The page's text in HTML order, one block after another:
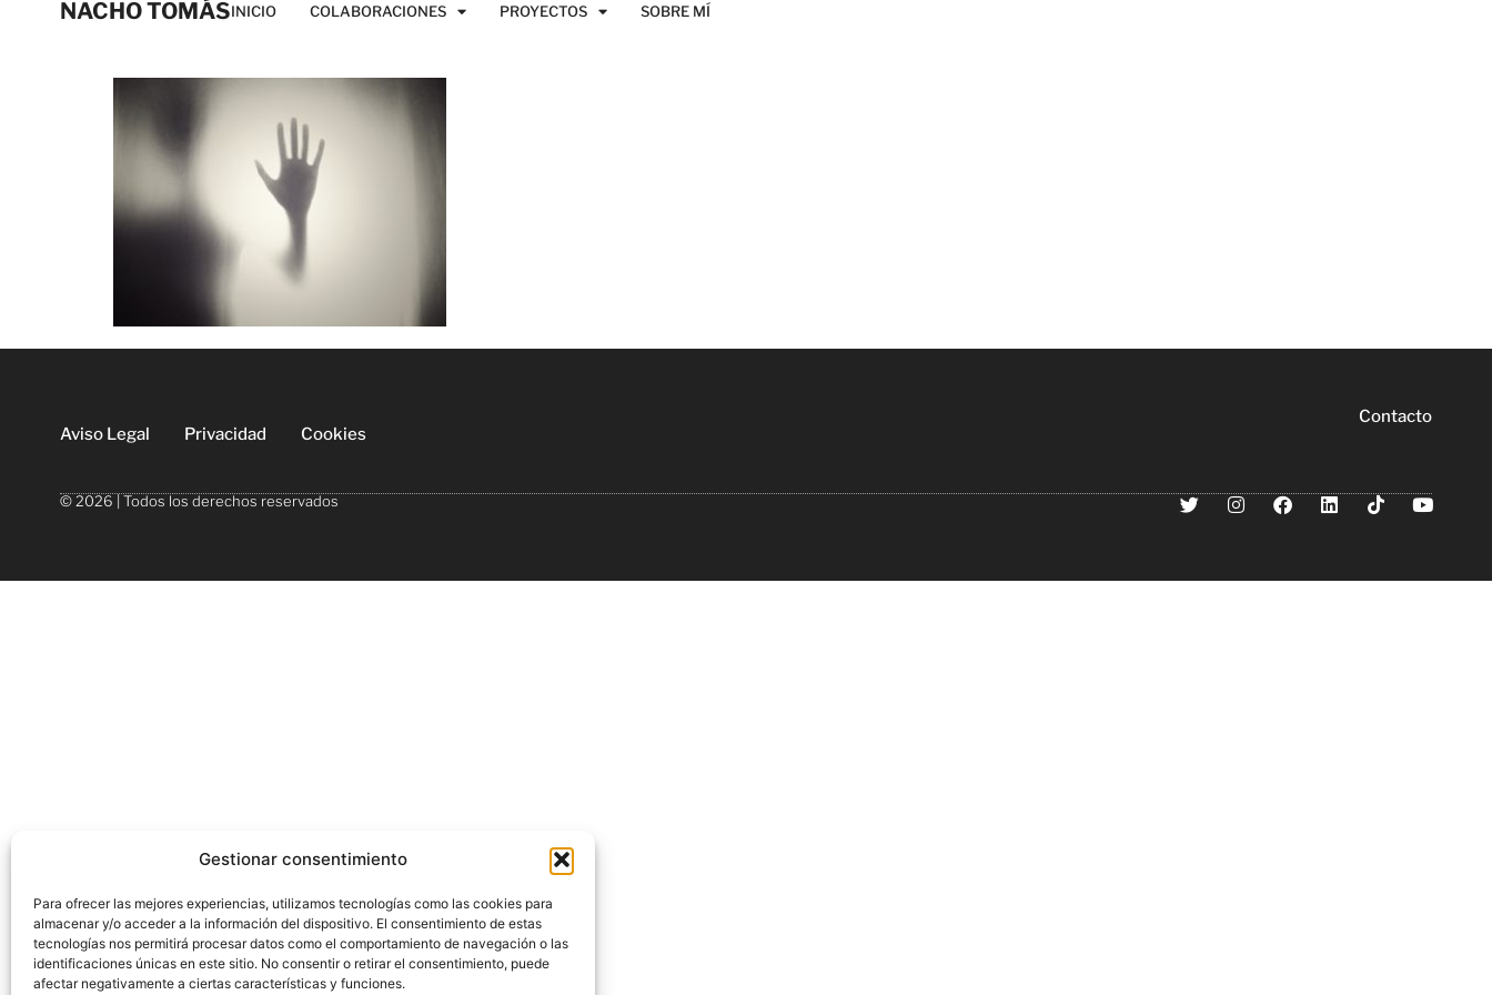
Gestionar consentimiento
Para ofrecer las mejores experiencias, utilizamos tecnologías como las cookies para
almacenar y/o acceder a la información del dispositivo. El consentimiento de estas
tecnologías nos permitirá procesar datos como el comportamiento de navegación o las
identificaciones únicas en este sitio. No consentir o retirar el consentimiento, puede
afectar negativamente a ciertas características y funciones.
NACHO TOMÁSINICIO COLABORACIONES PROYECTOS SOBRE MÍ
Aviso Legal Privacidad Cookies
Contacto
© 2026 | Todos los derechos reservados